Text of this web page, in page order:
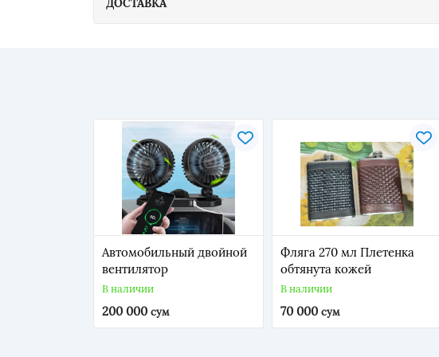
ДОСТАВКА
Автомобильный двойной
вентилятор
В наличии
200 000 сум
Фляга 270 мл Плетенка
обтянута кожей
В наличии
70 000 сум